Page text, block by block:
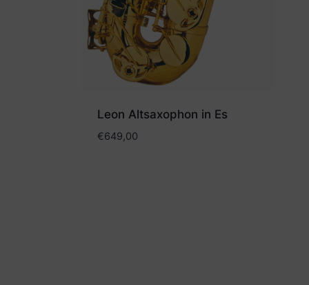
Leon Altsaxophon in Es
€649,00